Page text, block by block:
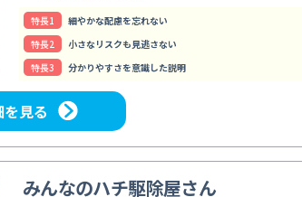
特⻑1
細やかな配慮を忘れない
特⻑2
小さなリスクも見逃さない
特⻑3
分かりやすさを意識した説明
見る
みんなのハチ駆除屋さん